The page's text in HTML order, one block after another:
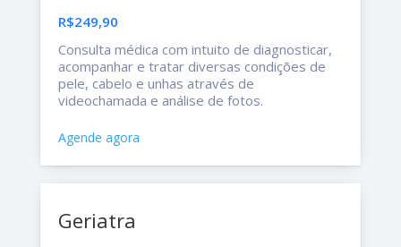
R$249,90
Consulta médica com intuito de diagnosticar,
acompanhar e tratar diversas condições de
pele, cabelo e unhas através de
videochamada e análise de fotos.
Agende agora
Geriatra